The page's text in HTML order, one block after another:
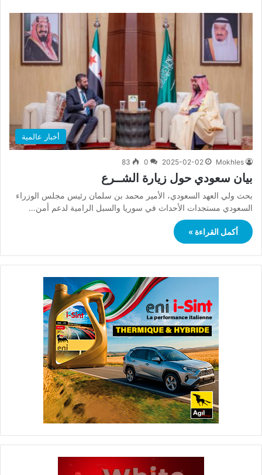
أخبار عالمية
Mokhles
2025-02-02
0
83
بيان سعودي حول زيارة الشــرع
بحث ولي العهد السعودي، الأمير محمد بن سلمان رئيس مجلس الوزراء
السعودي مستجدات الأحداث في سوريا والسبل الرامية لدعم أمن…
أكمل القراءة »